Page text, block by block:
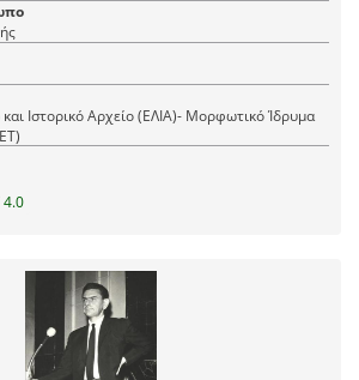
D. - Skouras, G. - Tsagkris
Str. tel.
και Ιστορικό Αρχείο (ΕΛΙΑ)- Μορφωτικό Ίδρυμα
4.0